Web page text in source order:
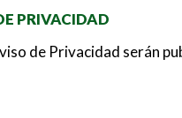
PRIVACIDAD
de Privacidad serán